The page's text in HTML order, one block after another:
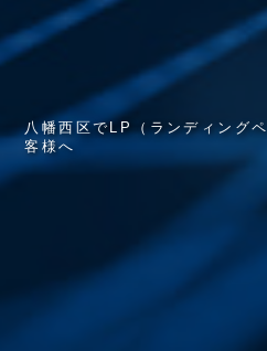
八幡西 区でL P （ ラ ンデ ィ ン グペ
客 様へ